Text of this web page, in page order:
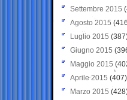
Settembre 2015
Agosto 2015
Luglio 2015
Giugno 2015
Maggio 2015
Aprile 2015 (407)
Marzo 2015